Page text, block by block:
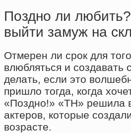
Поздно ли
выйти замуж на
Отмерен ли срок для
влюбляться и создавать
делать, если это
пришло тогда, когда
«Поздно!» «ТН» решила
актеров, которые
возрасте.